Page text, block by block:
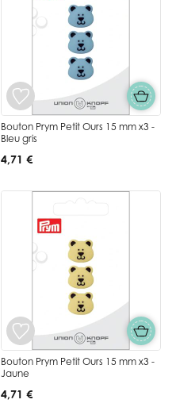
Bouton Prym Petit Ours 15 mm x3 -
Bleu gris
4,71 €
Bouton Prym Petit Ours 15 mm x3 -
Jaune
4,71 €